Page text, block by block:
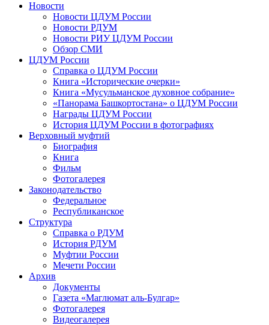
Новости
Новости ЦДУМ России
Новости РДУМ
Новости РИУ ЦДУМ России
Обзор СМИ
ЦДУМ России
Справка о ЦДУМ России
Книга «Исторические очерки»
Книга «Мусульманское духовное собрание»
«Панорама Башкортостана» о ЦДУМ России
Награды ЦДУМ России
История ЦДУМ России в фотографиях
Верховный муфтий
Биография
Книга
Фильм
Фотогалерея
Законодательство
Федеральное
Республиканское
Структура
Справка о РДУМ
История РДУМ
Муфтии России
Мечети России
Архив
Документы
Газета «Маглюмат аль-Булгар»
Фотогалерея
Видеогалерея